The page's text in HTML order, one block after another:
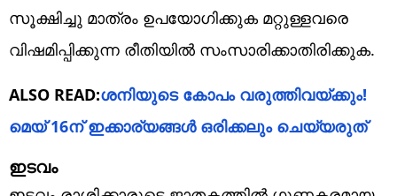
സൂക്ഷിച്ചു മാത്രം ഉപയോഗിക്കുക മറ്റുള്ളവരെ
വിഷമിപ്പിക്കുന്ന രീതിയിൽ സംസാരിക്കാതിരിക്കുക.
ALSO READ:ശനിയുടെ കോപം വരുത്തിവയ്ക്കും!
മെയ് 16ന് ഇക്കാര്യങ്ങൾ ഒരിക്കലും ചെയ്യരുത്
ഇടവം